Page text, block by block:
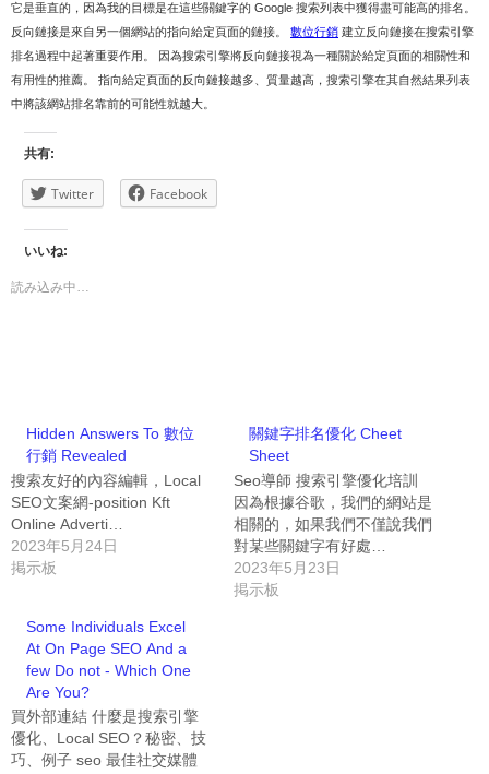
它是垂直的，因為我的目標是在這些關鍵字的 Google 搜索列表中獲得盡可能高的排名。
反向鏈接是來自另一個網站的指向給定頁面的鏈接。 數位行銷 建立反向鏈接在搜索引擎
排名過程中起著重要作用。 因為搜索引擎將反向鏈接視為一種關於給定頁面的相關性和
有用性的推薦。 指向給定頁面的反向鏈接越多、質量越高，搜索引擎在其自然結果列表
中將該網站排名靠前的可能性就越大。
共有:
Twitter Facebook
いいね:
読み込み中…
Hidden Answers To 數位
行銷 Revealed
搜索友好的內容編輯，Local
SEO文案網-position Kft
Online Adverti…
2023年5月24日
掲示板
關鍵字排名優化 Cheet
Sheet
Seo導師 搜索引擎優化培訓
因為根據谷歌，我們的網站是
相關的，如果我們不僅說我們
對某些關鍵字有好處…
2023年5月23日
掲示板
Some Individuals Excel
At On Page SEO And a
few Do not - Which One
Are You?
買外部連結 什麼是搜索引擎
優化、Local SEO？秘密、技
巧、例子 seo 最佳社交媒體